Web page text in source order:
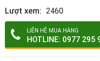
Lượt xem: 2460
LIÊN HỆ MUA HÀNG
HOTLINE: 0977 295